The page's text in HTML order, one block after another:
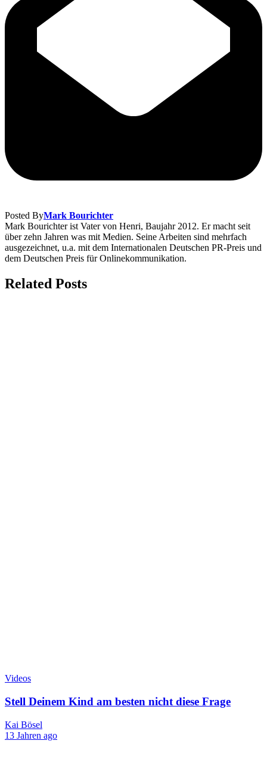
Posted ByMark Bourichter
Mark Bourichter ist Vater von Henri, Baujahr 2012. Er macht seit
über zehn Jahren was mit Medien. Seine Arbeiten sind mehrfach
ausgezeichnet, u.a. mit dem Internationalen Deutschen PR-Preis und
dem Deutschen Preis für Onlinekommunikation.
Related Posts
Videos
Stell Deinem Kind am besten nicht diese Frage
Kai Bösel
13 Jahren ago